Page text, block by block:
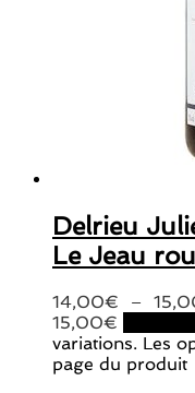
Delrieu
Le Jeau
14,00€ –
15,00€
variations. Les
page du produit